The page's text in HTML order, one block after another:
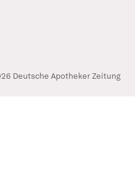
Deutsche Apotheker Zeitung